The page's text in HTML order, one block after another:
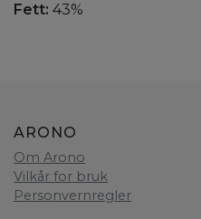
Fett: 43%
ARONO
Om Arono
Vilkår for bruk
Personvernregler